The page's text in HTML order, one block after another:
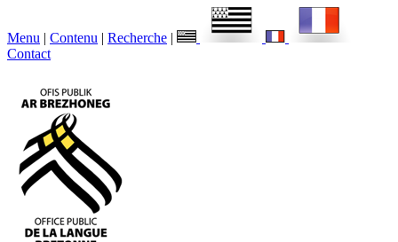
Menu | Contenu | Recherche |
Contact